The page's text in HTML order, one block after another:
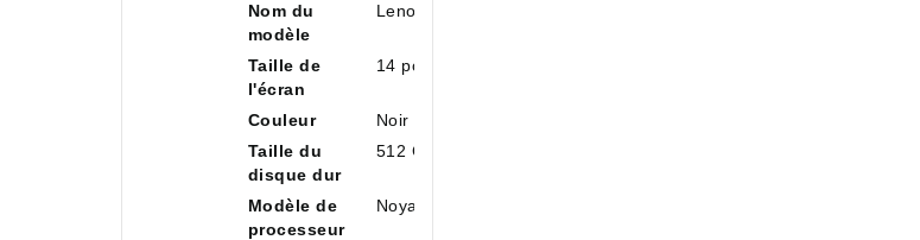
De RAM, 512 Go De
SSD NVMe
Nom du
modèle
Lenovo ThinkPad T14 Gen 3
Taille de
l'écran
14 pouces
Couleur
Noir
Taille du
disque dur
512 Go
Modèle de
processeur
Noyau i7